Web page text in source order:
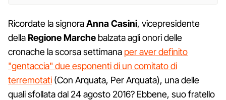
Ricordate la signoraAnna Casini, vicepresidente
dellaRegione Marche balzata agli onori delle
cronache la scorsa settimana per aver definito
"gentaccia" due esponenti di un comitato di
terremotati (Con Arquata, Per Arquata), una delle
quali sfollata dal 24 agosto 2016? Ebbene, suo fratello